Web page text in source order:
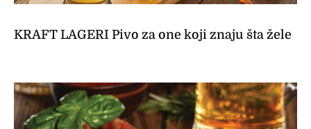
KRAFT LAGERI Pivo za one koji znaju šta žele